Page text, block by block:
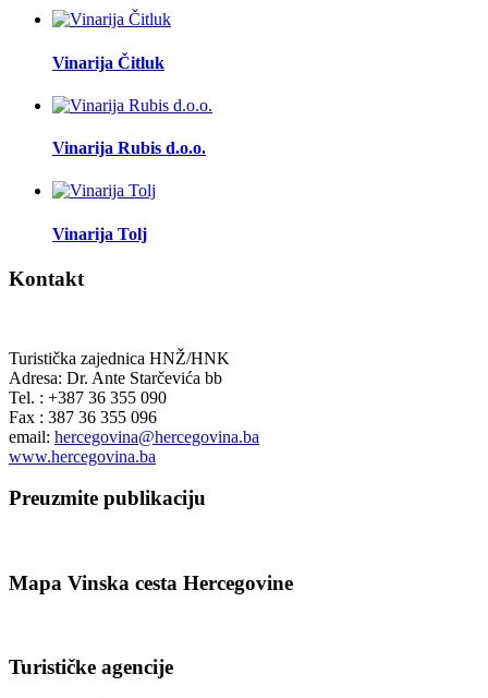
Vinarija Čitluk
Vinarija Rubis d.o.o.
Vinarija Tolj
Kontakt
Turistička zajednica HNŽ/HNK
Adresa: Dr. Ante Starčevića bb
Tel. : +387 36 355 090
Fax : 387 36 355 096
email: hercegovina@hercegovina.ba
www.hercegovina.ba
Preuzmite publikaciju
Mapa Vinska cesta Hercegovine
Turističke agencije